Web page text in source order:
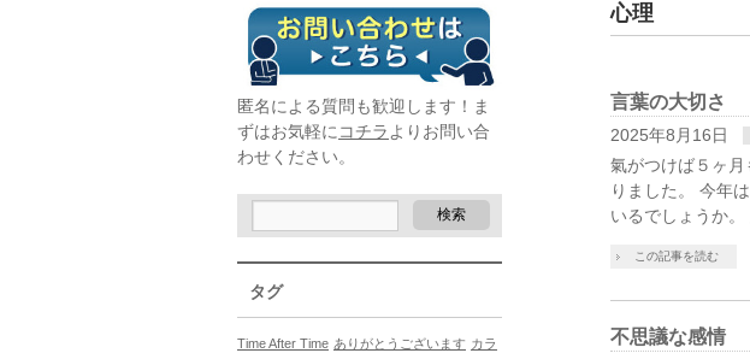
心理
言葉の大切さ
2025年8月16日
氣がつけば５ヶ
りました。 今年
いるでしょうか
この記事を読む
不思議な感情
匿名による質問も歓迎します！ま
ずはお気軽に コチラ よりお問い合
わせください。
タグ
Time After Time ありがとうございます カラ